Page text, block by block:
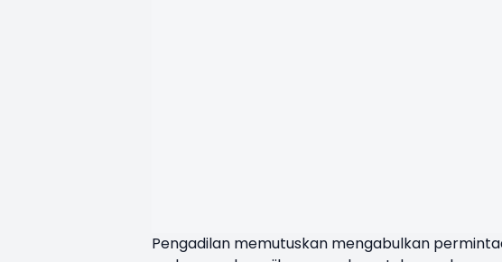
Pengadilan memutuskan mengabulkan